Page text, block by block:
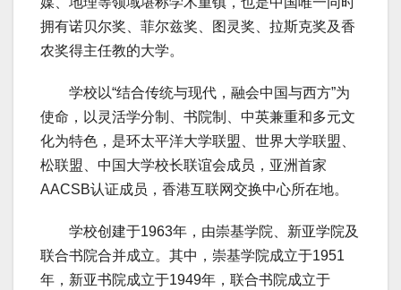
拥有诺贝尔奖、菲尔兹奖、图灵奖、拉斯克奖及香
农奖得主任教的大学。
学校以“结合传统与现代，融会中国与西方”为
使命，以灵活学分制、书院制、中英兼重和多元文
化为特色，是环太平洋大学联盟、世界大学联盟、
松联盟、中国大学校长联谊会成员，亚洲首家
AACSB认证成员，香港互联网交换中心所在地。
学校创建于1963年，由崇基学院、新亚学院及
联合书院合并成立。其中，崇基学院成立于1951
年，新亚书院成立于1949年，联合书院成立于